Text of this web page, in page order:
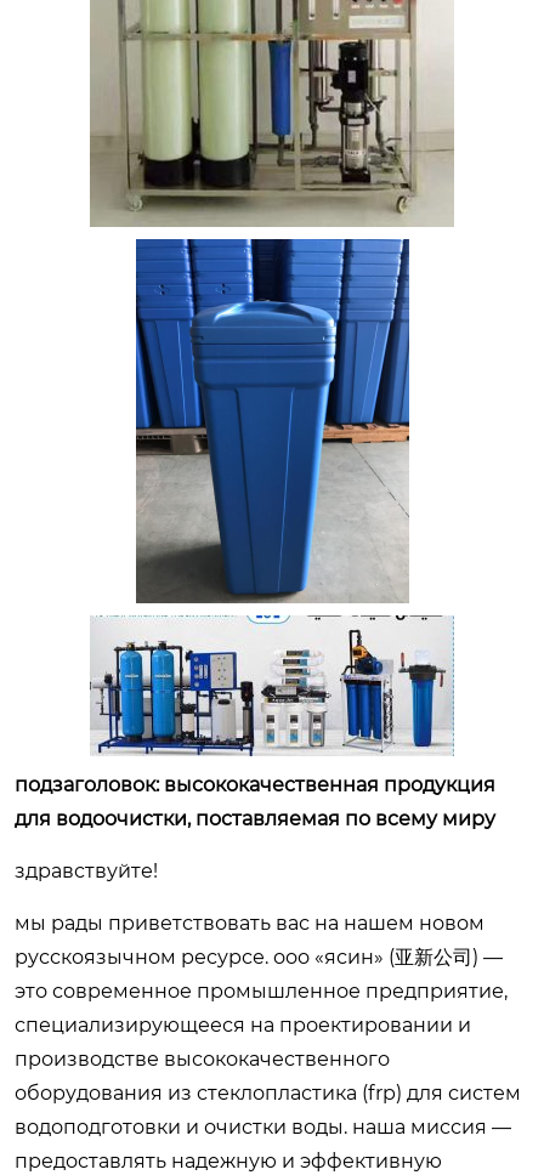
подзаголовок: высококачественная продукция
для водоочистки, поставляемая по всему миру
здравствуйте!
мы рады приветствовать вас на нашем новом
русскоязычном ресурсе. ооо «ясин» (亚新公司) —
это современное промышленное предприятие,
специализирующееся на проектировании и
производстве высококачественного
оборудования из стеклопластика (frp) для систем
водоподготовки и очистки воды. наша миссия —
предоставлять надежную и эффективную